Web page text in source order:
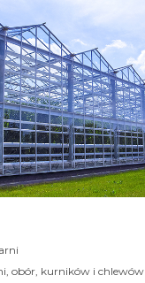
obór, kurników i chlewów